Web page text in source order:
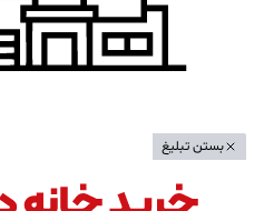
بستن تبلیغ